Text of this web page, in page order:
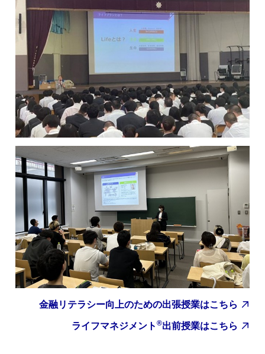
金融リテラシー向上のための出張授業はこちら
ライフマネジメント ®出前授業はこちら